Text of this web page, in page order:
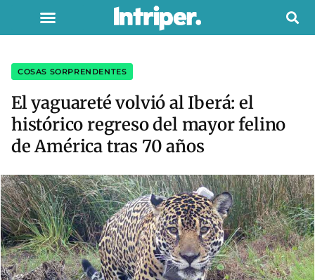
COSAS SORPRENDENTES
El yaguareté volvió al Iberá: el
histórico regreso del mayor felino
de América tras 70 años